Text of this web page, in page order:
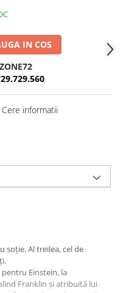
IN COS
informatii
soție. Al treilea, cel de
pentru Einstein, la
Franklin și atribuită lui